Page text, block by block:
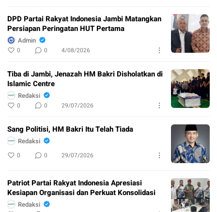
DPD Partai Rakyat Indonesia Jambi Matangkan
Persiapan Peringatan HUT Pertama
Admin
0 0 4/08/2026
Tiba di Jambi, Jenazah HM Bakri Disholatkan di
Islamic Centre
Redaksi
0 0 29/07/2026
Sang Politisi, HM Bakri Itu Telah Tiada
Redaksi
0 0 29/07/2026
Patriot Partai Rakyat Indonesia Apresiasi
Kesiapan Organisasi dan Perkuat Konsolidasi
Redaksi